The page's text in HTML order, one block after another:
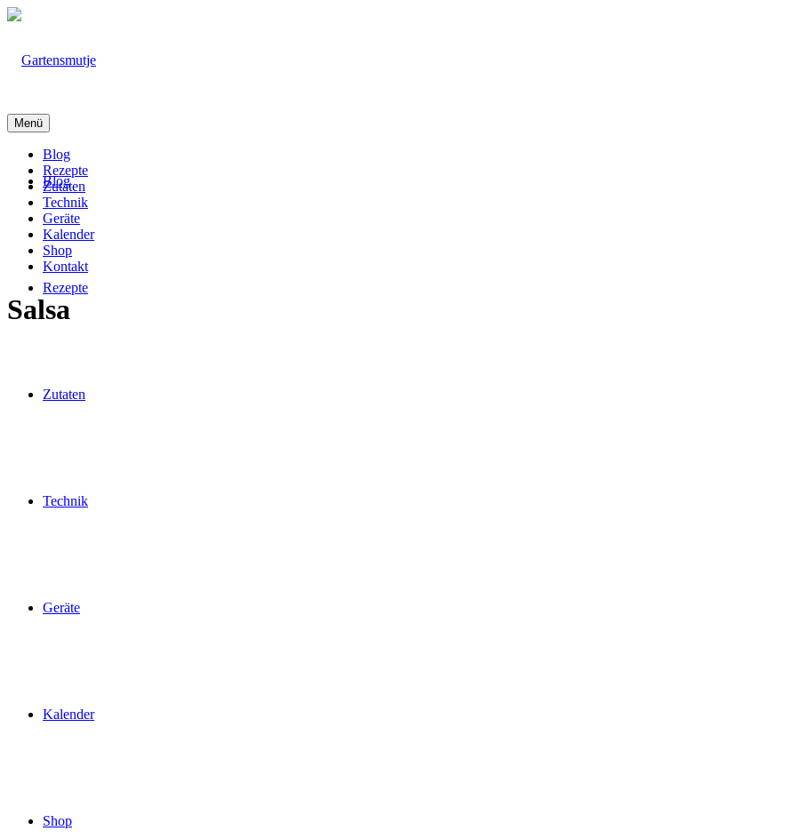
Blog
Rezepte
Zutaten
Technik
Geräte
Kalender
Shop
Menü
Blog
Rezepte
Zutaten
Technik
Geräte
Kalender
Shop
Kontakt
Salsa